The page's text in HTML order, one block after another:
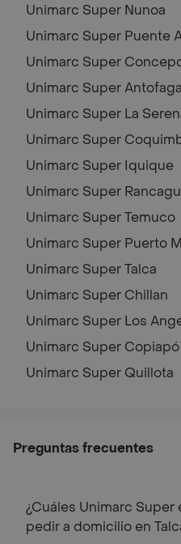
Unimarc Super Nunoa
Unimarc Super Puente
Unimarc Super
Unimarc Super
Unimarc Super La
Unimarc Super
Unimarc Super Iquique
Unimarc Super
Unimarc SuperTemuco
Unimarc Super Puerto
Unimarc SuperTalca
Unimarc Super Chillan
Unimarc Super Los
Unimarc Super Copiapó
Unimarc Super Quillota
Preguntas frecuentes
¿Cuáles Unimarc
pedir a domicilio en